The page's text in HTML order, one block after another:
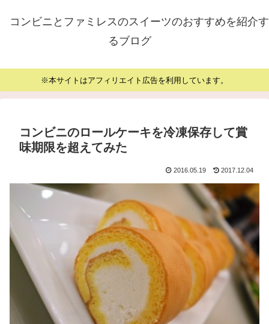
コンビニとファミレスのスイーツのおすすめを紹介す
るブログ
※本サイトはアフィリエイト広告を利用しています。
コンビニのロールケーキを冷凍保存して賞
味期限を超えてみた
2016.05.19 2017.12.04